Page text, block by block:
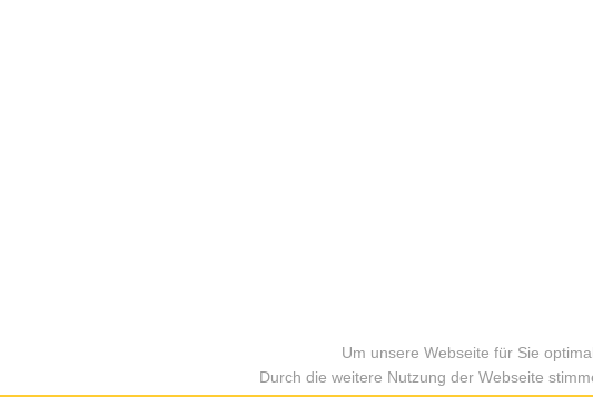
Um unsere Webseite für Sie
Durch die weitere Nutzung der Webseite